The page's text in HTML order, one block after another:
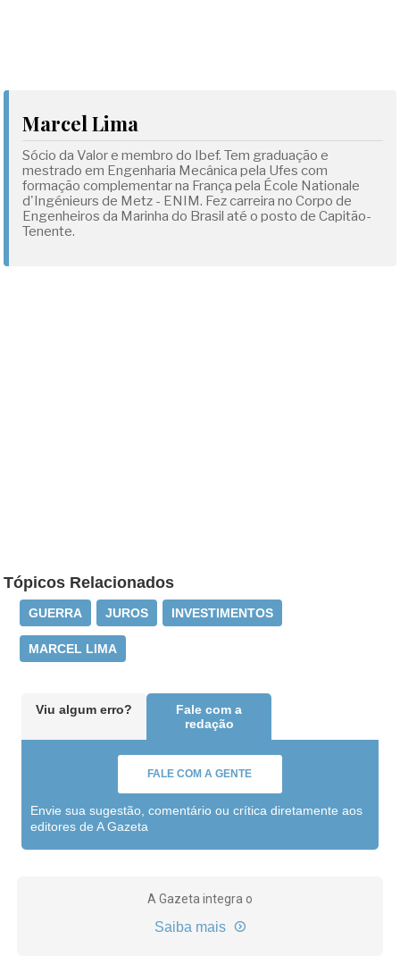
Marcel Lima
Sócio da Valor e membro do Ibef. Tem graduação e
mestrado em Engenharia Mecânica pela Ufes com
formação complementar na França pela École Nationale
d'Ingénieurs de Metz - ENIM. Fez carreira no Corpo de
Engenheiros da Marinha do Brasil até o posto de Capitão-
Tenente.
Tópicos Relacionados
GUERRA JUROS INVESTIMENTOS
MARCEL LIMA
Viu algum erro?
Fale com a
redação
FALE COM A GENTE
Envie sua sugestão, comentário ou crítica diretamente aos
editores de A Gazeta
A Gazeta integra o
Saiba mais